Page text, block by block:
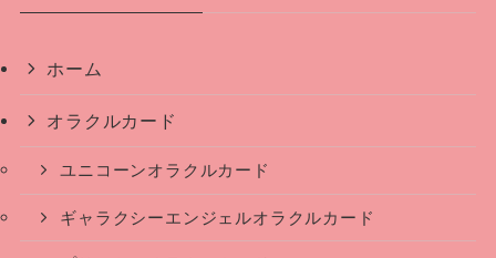
ホーム
オラクルカード
ユニコーンオラクルカード
ギャラクシーエンジェルオラクルカード